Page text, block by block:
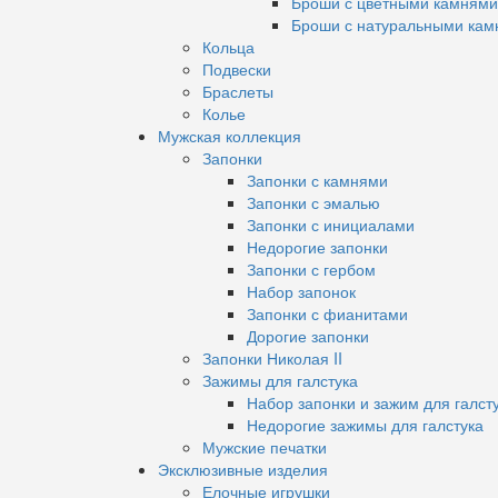
Броши с натуральными
Кольца
Подвески
Браслеты
Колье
Мужская коллекция
Запонки
Запонки с камнями
Запонки с эмалью
Запонки с инициалами
Недорогие запонки
Запонки с гербом
Набор запонок
Запонки с фианитами
Дорогие запонки
Запонки Николая II
Зажимы для галстука
Набор запонки и зажим для
Недорогие зажимы для галстука
Мужские печатки
Эксклюзивные изделия
Елочные игрушки